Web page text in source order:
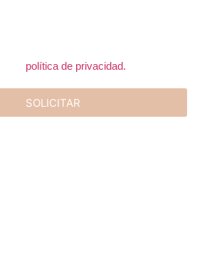
política de privacidad.
SOLICITAR